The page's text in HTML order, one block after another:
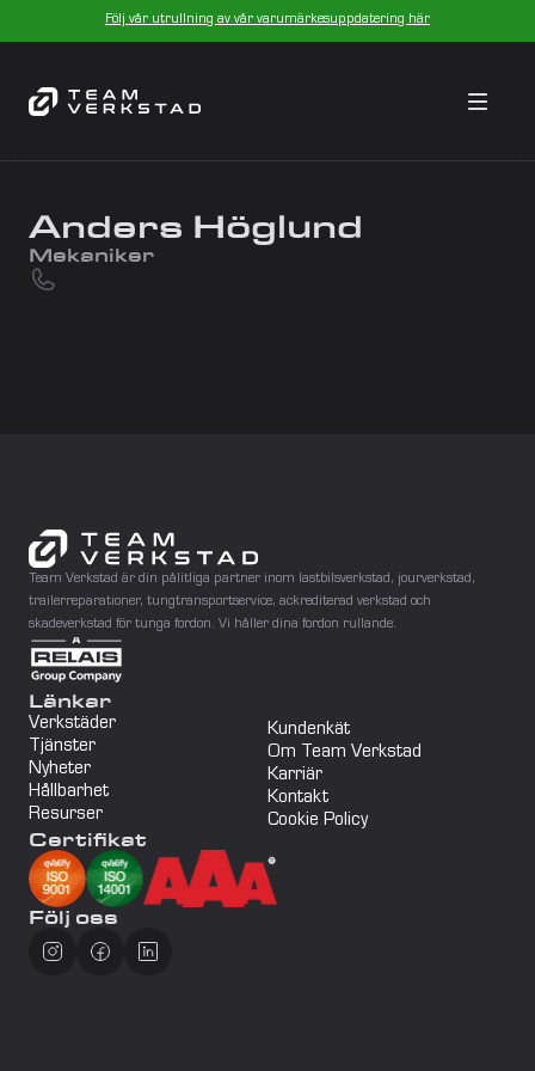
Följ vår utrullning av vår varumärkesuppdatering här
Anders Höglund
Mekaniker
Team Verkstad är din pålitliga partner inom lastbilsverkstad, jourverkstad,
trailerreparationer, tungtransportservice, ackrediterad verkstad och
skadeverkstad för tunga fordon. Vi håller dina fordon rullande.
Länkar
Verkstäder
Tjänster
Nyheter
Hållbarhet
Resurser
Kundenkät
Om Team Verkstad
Karriär
Kontakt
Cookie Policy
Certifikat
Följ oss